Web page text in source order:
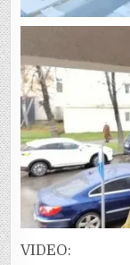
VIDEO: